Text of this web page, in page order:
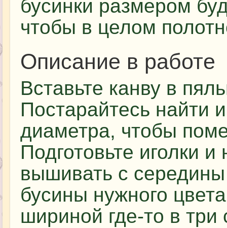
бусинки размером
чтобы в целом
Описание в работе
Вставьте канву в
Постарайтесь найти
диаметра, чтобы
Подготовьте иголки
вышивать с
бусины нужного
шириной где-то в три